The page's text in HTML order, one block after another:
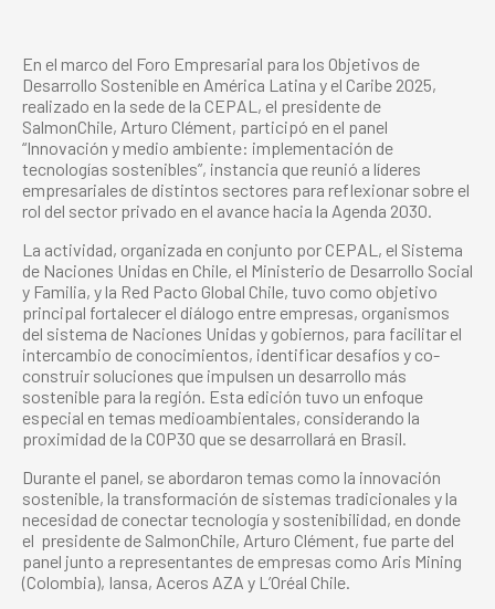
En el marco del Foro Empresarial para los Objetivos de
Desarrollo Sostenible en América Latina y el Caribe 2025,
realizado en la sede de la CEPAL, el presidente de
SalmonChile, Arturo Clément, participó en el panel
“Innovación y medio ambiente: implementación de
tecnologías sostenibles”, instancia que reunió a líderes
empresariales de distintos sectores para reflexionar sobre el
rol del sector privado en el avance hacia la Agenda 2030.
La actividad, organizada en conjunto por CEPAL, el Sistema
de Naciones Unidas en Chile, el Ministerio de Desarrollo Social
y Familia, y la Red Pacto Global Chile, tuvo como objetivo
principal fortalecer el diálogo entre empresas, organismos
del sistema de Naciones Unidas y gobiernos, para facilitar el
intercambio de conocimientos, identificar desafíos y co-
construir soluciones que impulsen un desarrollo más
sostenible para la región. Esta edición tuvo un enfoque
especial en temas medioambientales, considerando la
proximidad de la COP30 que se desarrollará en Brasil.
Durante el panel, se abordaron temas como la innovación
sostenible, la transformación de sistemas tradicionales y la
necesidad de conectar tecnología y sostenibilidad, en donde
el presidente de SalmonChile, Arturo Clément, fue parte del
panel junto a representantes de empresas como Aris Mining
(Colombia), Iansa, Aceros AZA y L’Oréal Chile.